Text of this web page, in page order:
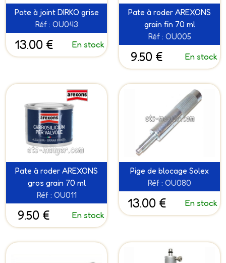
Pate à joint DIRKO grise
Réf : OU043
13.00 € En stock
Pate à roder AREXONS
grain fin 70 ml
Réf : OU005
9.50 € En stock
Pate à roder AREXONS
gros grain 70 ml
Réf : OU011
9.50 € En stock
Pige de blocage Solex
Réf : OU080
13.00 € En stock